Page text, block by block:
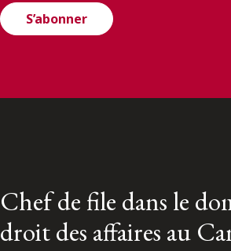
S’abonner
Chef de file dans le
droit des affaires au